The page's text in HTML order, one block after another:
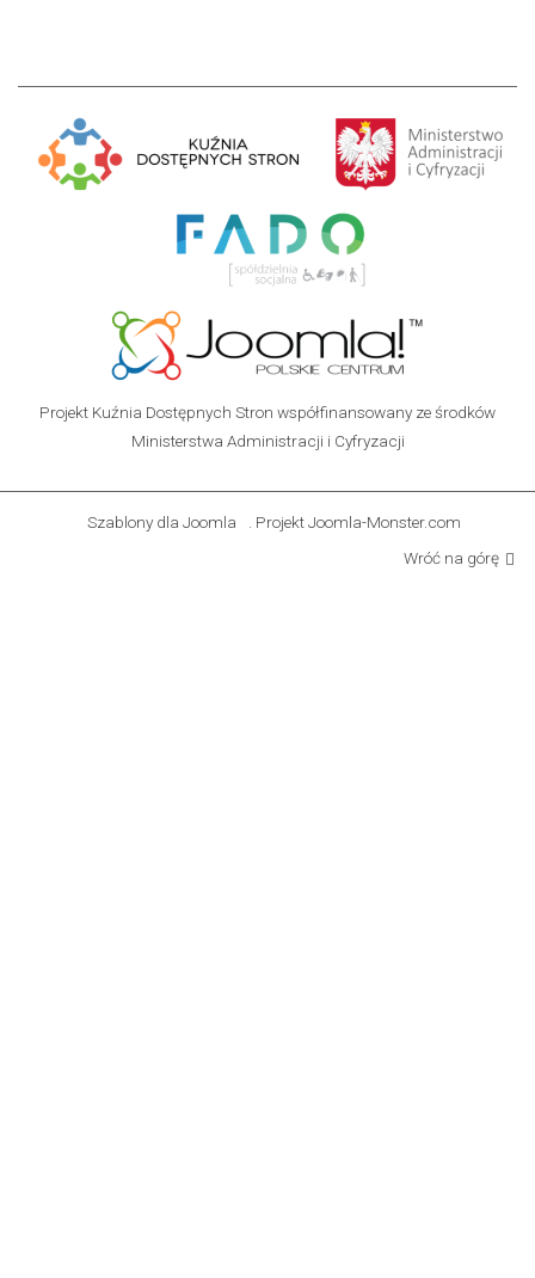
Projekt Kuźnia Dostępnych Stron współfinansowany ze środków
Ministerstwa Administracji i Cyfryzacji
Szablony dla Joomla
. Projekt Joomla-Monster.com
Wróć na górę